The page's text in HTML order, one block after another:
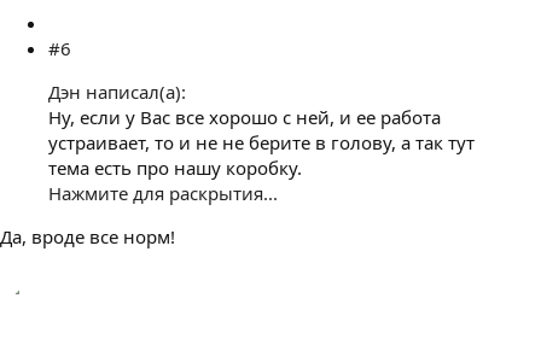
#6
Дэн написал(а):
Ну, если у Вас все хорошо с ней, и ее работа
устраивает, то и не не берите в голову, а так тут
тема есть про нашу коробку.
Нажмите для раскрытия...
Да, вроде все норм!